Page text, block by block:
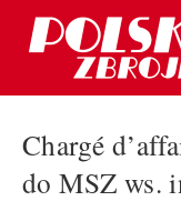
Chargé
do MSZ ws.